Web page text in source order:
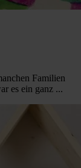
Familien
es ein ganz ...